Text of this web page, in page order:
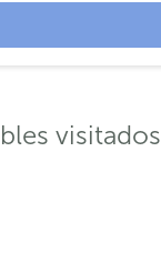
visitados